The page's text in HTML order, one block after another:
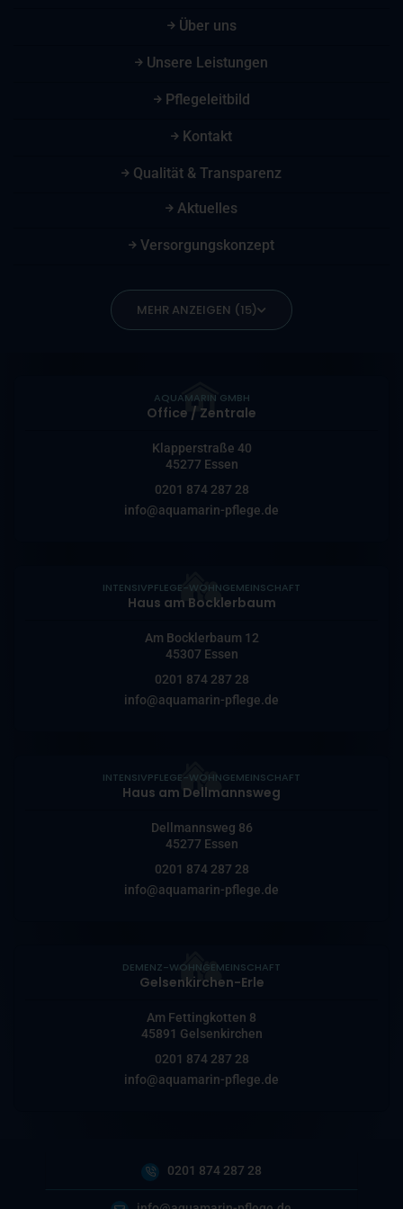
Über uns
Unsere Leistungen
Pflegeleitbild
Kontakt
Qualität & Transparenz
Aktuelles
Versorgungskonzept
MEHR ANZEIGEN (15)
AQUAMARIN GMBH
Office / Zentrale
Klapperstraße 40
45277 Essen
0201 874 287 28
info@aquamarin-pflege.de
INTENSIVPFLEGE-WOHNGEMEINSCHAFT
Haus am Bocklerbaum
Am Bocklerbaum 12
45307 Essen
0201 874 287 28
info@aquamarin-pflege.de
INTENSIVPFLEGE-WOHNGEMEINSCHAFT
Haus am Dellmannsweg
Dellmannsweg 86
45277 Essen
0201 874 287 28
info@aquamarin-pflege.de
DEMENZ-WOHNGEMEINSCHAFT
Gelsenkirchen-Erle
Am Fettingkotten 8
45891 Gelsenkirchen
0201 874 287 28
info@aquamarin-pflege.de
0201 874 287 28